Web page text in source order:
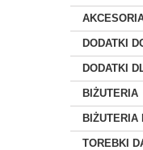
DODATKI
DODATKI
BIŻUTERIA
BIŻUTERIA
TOREBKI